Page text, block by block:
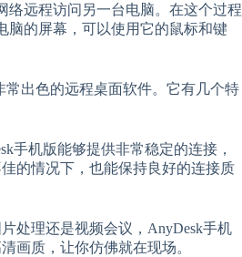
络远程访问另一台电脑。在这个过程
脑的屏幕，可以使用它的鼠标和键
常出色的远程桌面软件。它有几个特
手机版能够提供非常稳定的连接，
的情况下，也能保持良好的连接质
处理还是视频会议，AnyDesk手机
画质，让你仿佛就在现场。